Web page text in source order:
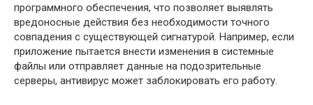
программного обеспечения, что позволяет выявлять
вредоносные действия без необходимости точного
совпадения с существующей сигнатурой. Например, если
приложение пытается внести изменения в системные
файлы или отправляет данные на подозрительные
серверы, антивирус может заблокировать его работу.